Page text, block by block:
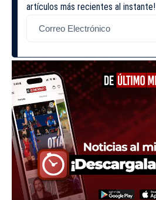
artículos más recientes al instante!